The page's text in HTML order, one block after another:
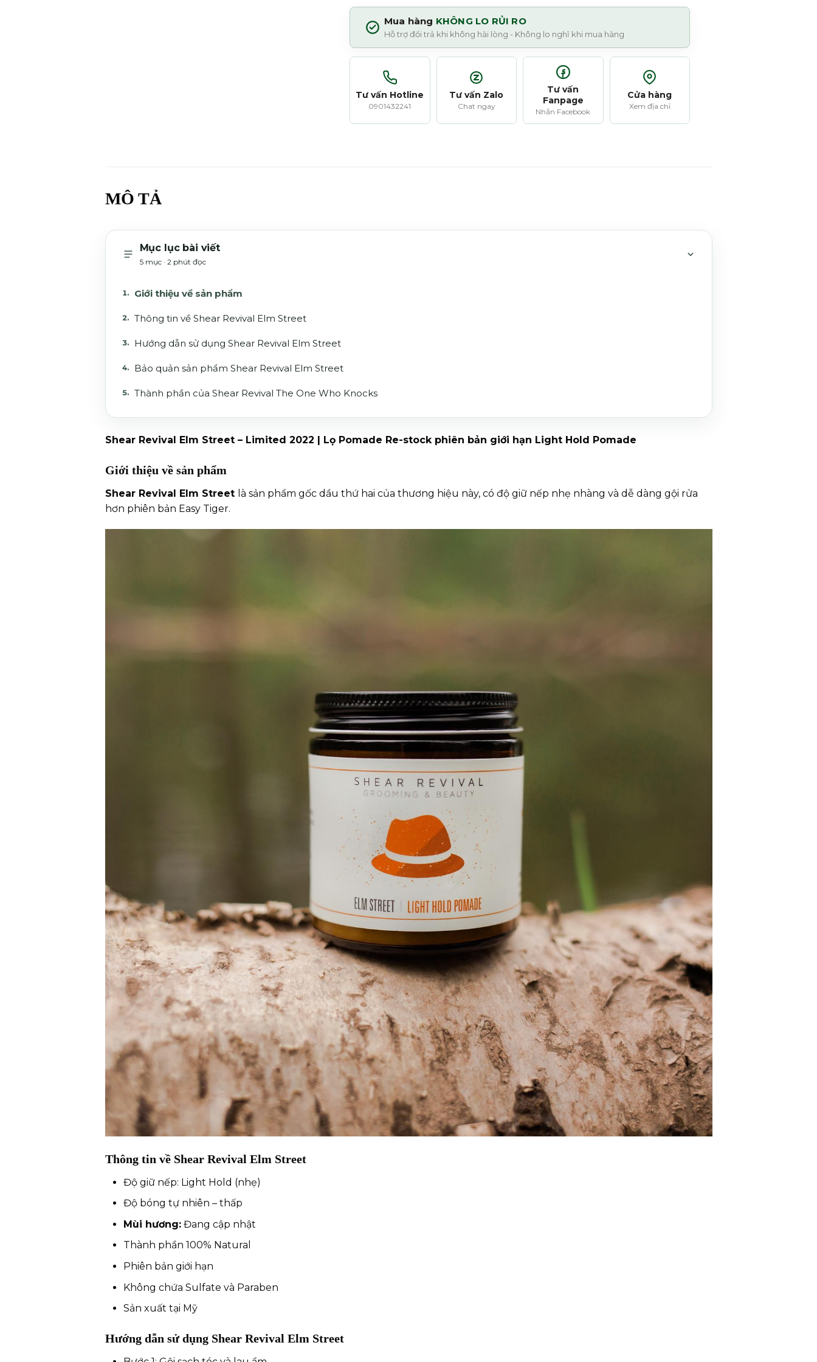
Mua hàng KHÔNG LO RỦI RO
Hỗ trợ đổi trả khi không hài lòng - Không lo nghĩ khi mua hàng
Tư vấn Hotline
0901432241
Tư vấn Zalo
Chat ngay
Tư vấn
Fanpage
Nhắn Facebook
Cửa hàng
Xem địa chỉ
MÔ TẢ
Mục lục bài viết
5 mục · 2 phút đọc
Giới thiệu về sản phẩm
Thông tin về Shear Revival Elm Street
Hướng dẫn sử dụng Shear Revival Elm Street
Bảo quản sản phẩm Shear Revival Elm Street
Thành phần của Shear Revival The One Who Knocks
Shear Revival Elm Street – Limited 2022 | Lọ Pomade Re-stock phiên bản giới hạn Light Hold Pomade
Giới thiệu về sản phẩm
Shear Revival Elm Street là sản phẩm gốc dầu thứ hai của thương hiệu này, có độ giữ nếp nhẹ nhàng và dễ dàng gội rửa
hơn phiên bản Easy Tiger.
Thông tin về Shear Revival Elm Street
Độ giữ nếp: Light Hold (nhẹ)
Độ bóng tự nhiên – thấp
Mùi hương:Đang cập nhật
Thành phần 100% Natural
Phiên bản giới hạn
Không chứa Sulfate và Paraben
Sản xuất tại Mỹ
Hướng dẫn sử dụng Shear Revival Elm Street